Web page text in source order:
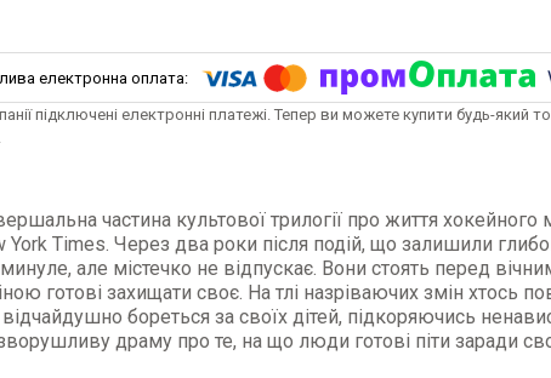
підключені електронні платежі. Тепер ви можете купити будь-який
частина культової трилогії про життя хокейного
Times. Через два роки після подій, що залишили
але містечко не відпускає. Вони стоять перед
готові захищати своє. На тлі назріваючих змін хтось
бореться за своїх дітей, підкоряючись
драму про те, на що люди готові піти заради